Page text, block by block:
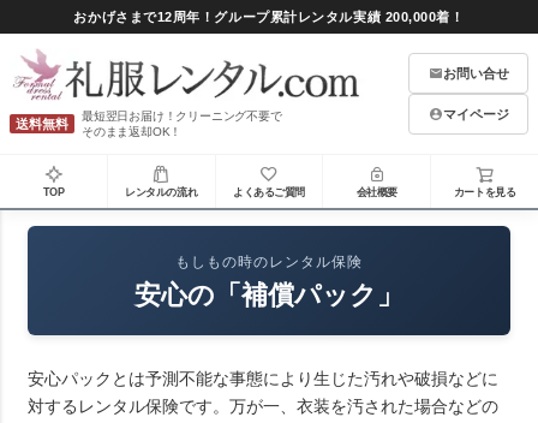
おかげさまで12周年！グループ累計レンタル実績 200,000着！
送料無料
最短翌日お届け！クリーニング不要で
そのまま返却OK！
お問い合せ
マイページ
TOP レンタルの流れ よくあるご質問 会社概要 カートを見る
もしもの時のレンタル保険
安心の「補償パック」
安心パックとは予測不能な事態により生じた汚れや破損などに
対するレンタル保険です。万が一、衣装を汚された場合などの